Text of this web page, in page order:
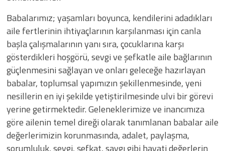
Babalarımız; yaşamları boyunca, kendilerini adadıkları
aile fertlerinin ihtiyaçlarının karşılanması için canla
başla çalışmalarının yanı sıra, çocuklarına karşı
gösterdikleri hoşgörü, sevgi ve şefkatle aile bağlarının
güçlenmesini sağlayan ve onları geleceğe hazırlayan
babalar, toplumsal yapımızın şekillenmesinde, yeni
nesillerin en iyi şekilde yetiştirilmesinde ulvi bir görevi
yerine getirmektedir. Geleneklerimize ve inancımıza
göre ailenin temel direği olarak tanımlanan babalar aile
değerlerimizin korunmasında, adalet, paylaşma,